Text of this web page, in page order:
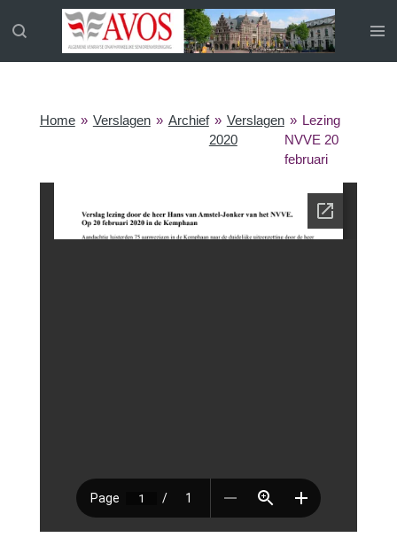
direct
Home » Verslagen » Archief » Verslagen
2020
» Lezing
NVVE 20
februari